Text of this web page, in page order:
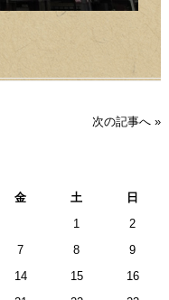
次の記事へ »
金 土
日
1
2
7 8
9
14 15
16